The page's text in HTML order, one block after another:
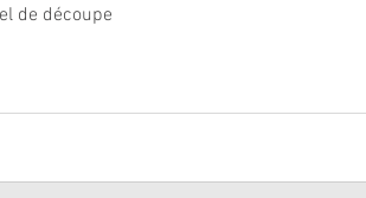
de découpe